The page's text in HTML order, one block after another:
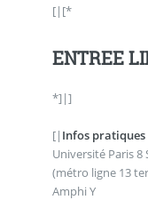
[|[*
ENTREE
*]|]
[| Infos pratiques
Université Paris 8
(métro ligne 13
Amphi Y